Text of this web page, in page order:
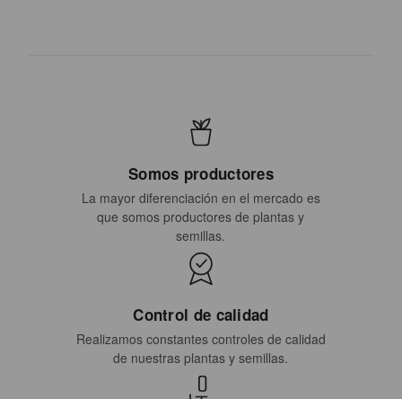
Somos productores
La mayor diferenciación en el mercado es
que somos productores de plantas y
semillas.
Control de calidad
Realizamos constantes controles de calidad
de nuestras plantas y semillas.